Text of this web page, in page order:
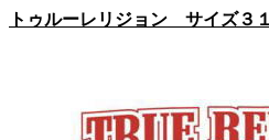
トゥルーレリジョン サイズ３１